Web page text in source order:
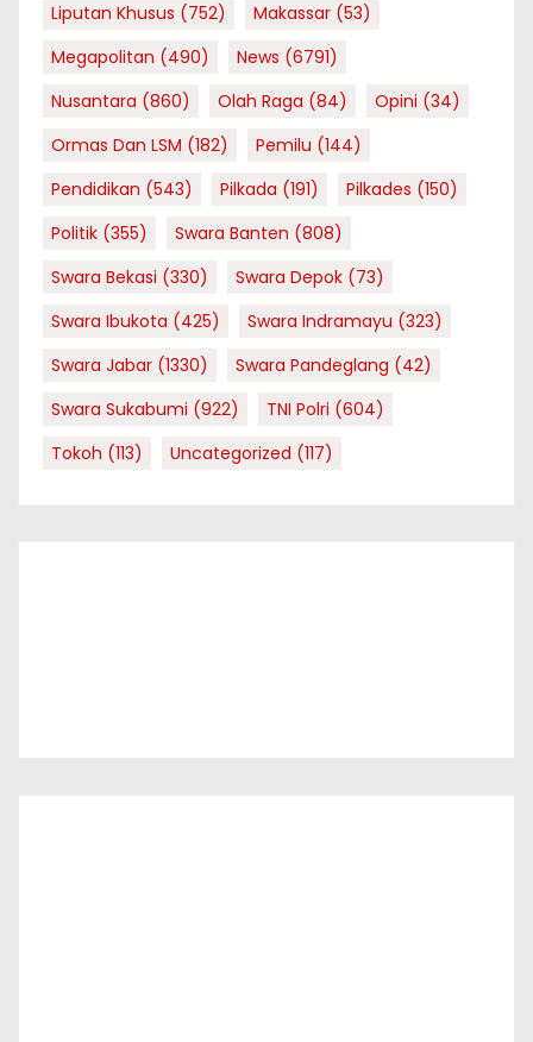
Liputan Khusus (752) Makassar (53)
Megapolitan (490) News (6791)
Nusantara (860) Olah Raga (84) Opini (34)
Ormas Dan LSM (182) Pemilu (144)
Pendidikan (543) Pilkada (191) Pilkades (150)
Politik (355) Swara Banten (808)
Swara Bekasi (330) Swara Depok (73)
Swara Ibukota (425) Swara Indramayu (323)
Swara Jabar (1330) Swara Pandeglang (42)
Swara Sukabumi (922) TNI Polri (604)
Tokoh (113) Uncategorized (117)